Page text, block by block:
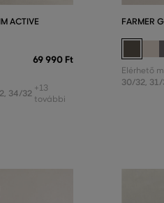
ACTIVE
69 990 Ft
, 34/32 +13
további
FARMER
Elérhető
30/32,